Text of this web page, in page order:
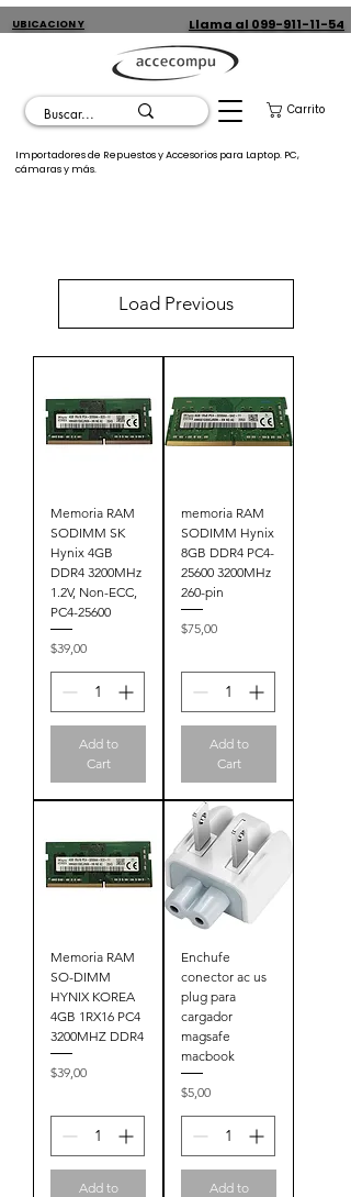
UBICACION Y
Llama al 099-911-11-54
Carrito
Importadores de Repuestos y Accesorios para Laptop. PC,
cámaras y más.
Load Previous
Memoria RAM
SODIMM SK
Hynix 4GB
DDR4 3200MHz
1.2V, Non-ECC,
PC4-25600
Price
$39,00
Add to
Cart
memoria RAM
SODIMM Hynix
8GB DDR4 PC4-
25600 3200MHz
260-pin
Price
$75,00
Add to
Cart
Memoria RAM
SO-DIMM
HYNIX KOREA
4GB 1RX16 PC4
3200MHZ DDR4
Price
$39,00
Add to
Enchufe
conector ac us
plug para
cargador
magsafe
macbook
Price
$5,00
Add to